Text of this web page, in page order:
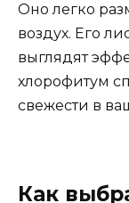
Оно легко
воздух. Его
выглядят
хлорофитум
свежести в
Как